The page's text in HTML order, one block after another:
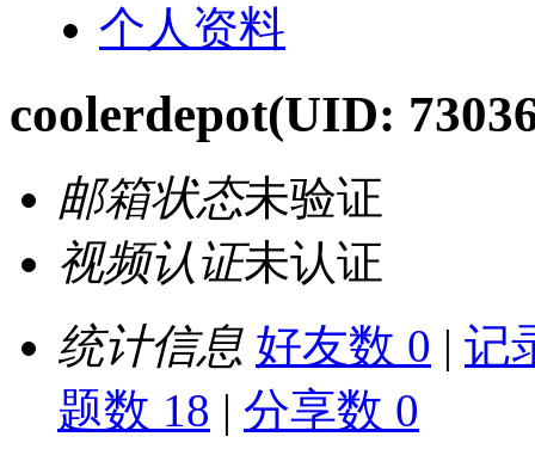
个人资料
coolerdepot(UID:
邮箱状态未验证
视频认证未认证
统计信息 好友数 0 | 记
题数 18 | 分享数 0